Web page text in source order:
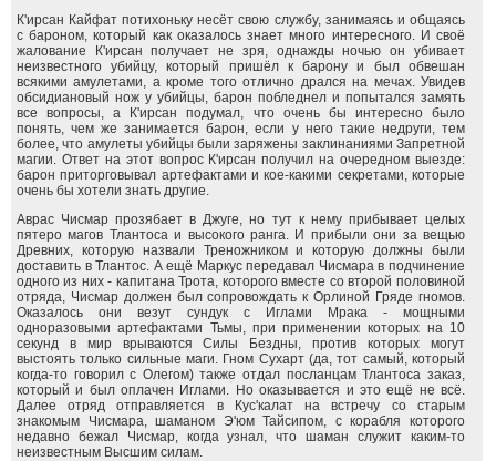
К'ирсан Кайфат потихоньку несёт свою службу, занимаясь и общаясь
с бароном, который как оказалось знает много интересного. И своё
жалование К'ирсан получает не зря, однажды ночью он убивает
неизвестного убийцу, который пришёл к барону и был обвешан
всякими амулетами, а кроме того отлично дрался на мечах. Увидев
обсидиановый нож у убийцы, барон побледнел и попытался замять
все вопросы, а К'ирсан подумал, что очень бы интересно было
понять, чем же занимается барон, если у него такие недруги, тем
более, что амулеты убийцы были заряжены заклинаниями Запретной
магии. Ответ на этот вопрос К'ирсан получил на очередном выезде:
барон приторговывал артефактами и кое-какими секретами, которые
очень бы хотели знать другие.
Аврас Чисмар прозябает в Джуге, но тут к нему прибывает целых
пятеро магов Тлантоса и высокого ранга. И прибыли они за вещью
Древних, которую назвали Треножником и которую должны были
доставить в Тлантос. А ещё Маркус передавал Чисмара в подчинение
одного из них - капитана Трота, которого вместе со второй половиной
отряда, Чисмар должен был сопровождать к Орлиной Гряде гномов.
Оказалось они везут сундук с Иглами Мрака - мощными
одноразовыми артефактами Тьмы, при применении которых на 10
секунд в мир врываются Силы Бездны, против которых могут
выстоять только сильные маги. Гном Сухарт (да, тот самый, который
когда-то говорил с Олегом) также отдал посланцам Тлантоса заказ,
который и был оплачен Иглами. Но оказывается и это ещё не всё.
Далее отряд отправляется в Кус'калат на встречу со старым
знакомым Чисмара, шаманом Э'юм Тайсипом, с корабля которого
недавно бежал Чисмар, когда узнал, что шаман служит каким-то
неизвестным Высшим силам.